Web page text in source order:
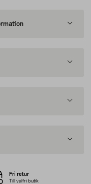
Fri retur
Till valfri butik